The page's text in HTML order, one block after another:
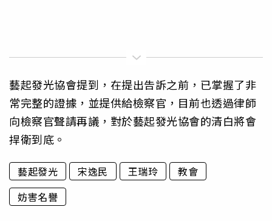
藝起發光協會提到，在提出告訴之前，已掌握了非
常完整的證據，並提供給檢察官，目前也透過律師
向檢察官聲請再議，對於藝起發光協會的清白將會
捍衛到底。
藝起發光 宋逸民 王瑞玲
教會
妨害名譽